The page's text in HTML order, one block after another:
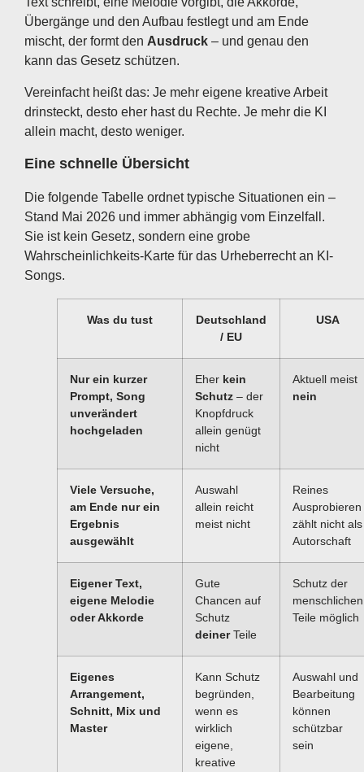
Übergänge und den Aufbau festlegt und am Ende
mischt, der formt den Ausdruck – und genau den
kann das Gesetz schützen.
Vereinfacht heißt das: Je mehr eigene kreative Arbeit
drinsteckt, desto eher hast du Rechte. Je mehr die KI
allein macht, desto weniger.
Eine schnelle Übersicht
Die folgende Tabelle ordnet typische Situationen ein –
Stand Mai 2026 und immer abhängig vom Einzelfall.
Sie ist kein Gesetz, sondern eine grobe
Wahrscheinlichkeits-Karte für das Urheberrecht an KI-
Songs.
Was du tust
Deutschland
/ EU
USA
Nur ein kurzer
Prompt, Song
unverändert
hochgeladen
Eher kein
Schutz – der
Knopfdruck
allein genügt
nicht
Aktuell meist
nein
Viele Versuche,
am Ende nur ein
Ergebnis
ausgewählt
Auswahl
allein reicht
meist nicht
Reines
Ausprobieren
zählt nicht als
Autorschaft
Eigener Text,
eigene Melodie
oder Akkorde
Gute
Chancen auf
Schutz
deinerTeile
Schutz der
menschlichen
Teile möglich
Eigenes
Arrangement,
Schnitt, Mix und
Master
Kann Schutz
begründen,
wenn es
wirklich
eigene,
kreative
Auswahl und
Bearbeitung
können
schützbar
sein